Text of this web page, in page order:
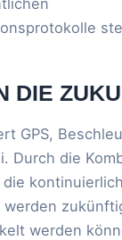
DIE
GPS,
Durch die
werden